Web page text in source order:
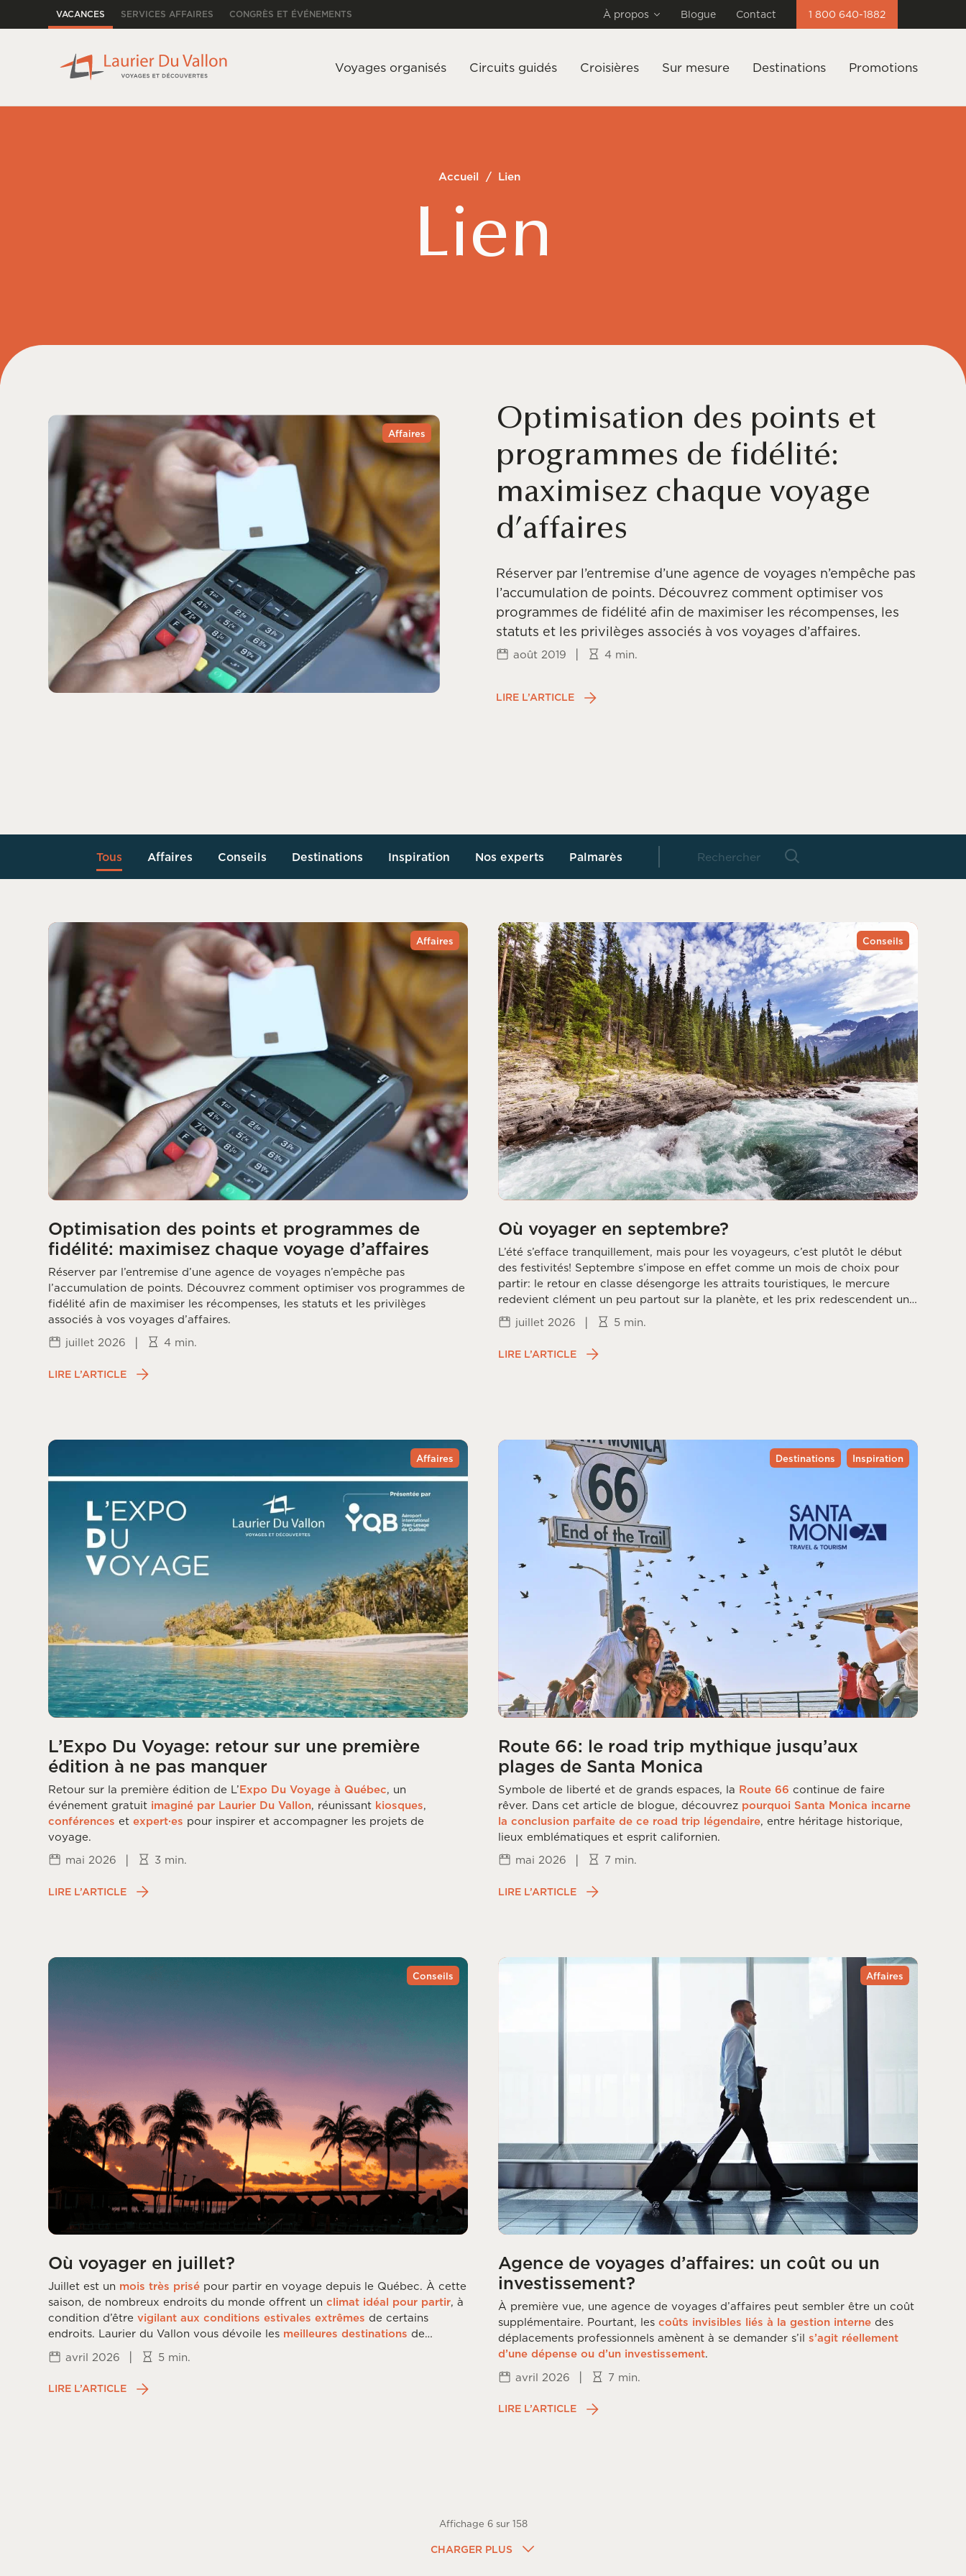
VACANCES SERVICES AFFAIRES CONGRÈS ET ÉVÉNEMENTS À propos Blogue Contact 1 800 640-1882
Voyages organisés Circuits guidés Croisières Sur mesure Destinations Promotions
Accueil / Lien
Lien
Affaires
Optimisation des points et
programmes de fidélité:
maximisez chaque voyage
d’affaires
Réserver par l’entremise d’une agence de voyages n’empêche pas
l’accumulation de points. Découvrez comment optimiser vos
programmes de fidélité afin de maximiser les récompenses, les
statuts et les privilèges associés à vos voyages d’affaires.
août 2019 | 4 min.
LIRE L’ARTICLE
Tous Affaires Conseils Destinations Inspiration Nos experts Palmarès
Affaires
Optimisation des points et programmes de
fidélité: maximisez chaque voyage d’affaires
Réserver par l’entremise d’une agence de voyages n’empêche pas
l’accumulation de points. Découvrez comment optimiser vos programmes de
fidélité afin de maximiser les récompenses, les statuts et les privilèges
associés à vos voyages d’affaires.
juillet 2026
| 4 min.
LIRE L’ARTICLE
Conseils
Où voyager en septembre?
L’été s’efface tranquillement, mais pour les voyageurs, c’est plutôt le début
des festivités! Septembre s’impose en effet comme un mois de choix pour
partir: le retour en classe désengorge les attraits touristiques, le mercure
redevient clément un peu partout sur la planète, et les prix redescendent une
fois la frénésie estivale passée. Reste à choisir la bonne destination, puisque
chaque coin du monde vit ce mois différemment, entre saison des ouragans,
fin de mousson et arrivée du printemps dans l’hémisphère sud.
juillet 2026 | 5 min.
LIRE L’ARTICLE
Affaires
L’Expo Du Voyage: retour sur une première
édition à ne pas manquer
Retour sur la première édition de L’Expo Du Voyage à Québec, un
événement gratuit imaginé par Laurier Du Vallon, réunissant kiosques,
conférences etexpert·es pour inspirer et accompagner les projets de
voyage.
mai 2026
| 3 min.
LIRE L’ARTICLE
Destinations Inspiration
Route 66: le road trip mythique jusqu’aux
plages de Santa Monica
Symbole de liberté et de grands espaces, la Route 66 continue de faire
rêver. Dans cet article de blogue, découvrez pourquoi Santa Monica incarne
la conclusion parfaite de ce road trip légendaire, entre héritage historique,
lieux emblématiques et esprit californien.
mai 2026
| 7 min.
LIRE L’ARTICLE
Conseils
Où voyager en juillet?
Juillet est un mois très prisé pour partir en voyage depuis le Québec. À cette
saison, de nombreux endroits du monde offrent unclimat idéal pour partir, à
condition d’êtrevigilant aux conditions estivales extrêmes de certains
endroits. Laurier du Vallon vous dévoile les meilleures destinations de
voyage en juillet
avril 2026 | 5 min.
LIRE L’ARTICLE
Affaires
Agence de voyages d’affaires: un coût ou un
investissement?
À première vue, une agence de voyages d’affaires peut sembler être un coût
supplémentaire. Pourtant, les coûts invisibles liés à la gestion interne des
déplacements professionnels amènent à se demander s’il s’agit réellement
d’une dépense ou d’un investissement.
avril 2026
| 7 min.
LIRE L’ARTICLE
Affichage 6sur 158
CHARGER PLUS